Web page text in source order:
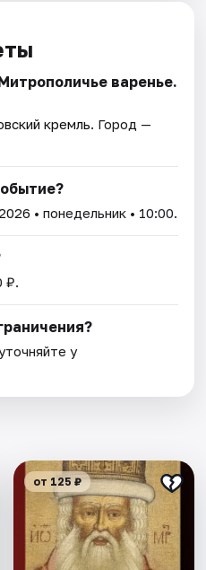
варенье.
кремль. Город —
• понедельник • 10:00.
₽.
у
от 125 ₽